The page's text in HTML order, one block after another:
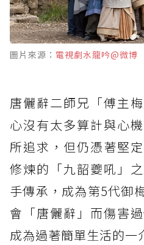
圖片來源： 電視劇水龍吟@微博
唐儷辭二師兄「傅主
心沒有太多算計與心
所追求，但仍憑著堅
修煉的「九韶夔吼」
手傳承，成為第5代御
會「唐儷辭」而傷害
成為過著簡單生活的一